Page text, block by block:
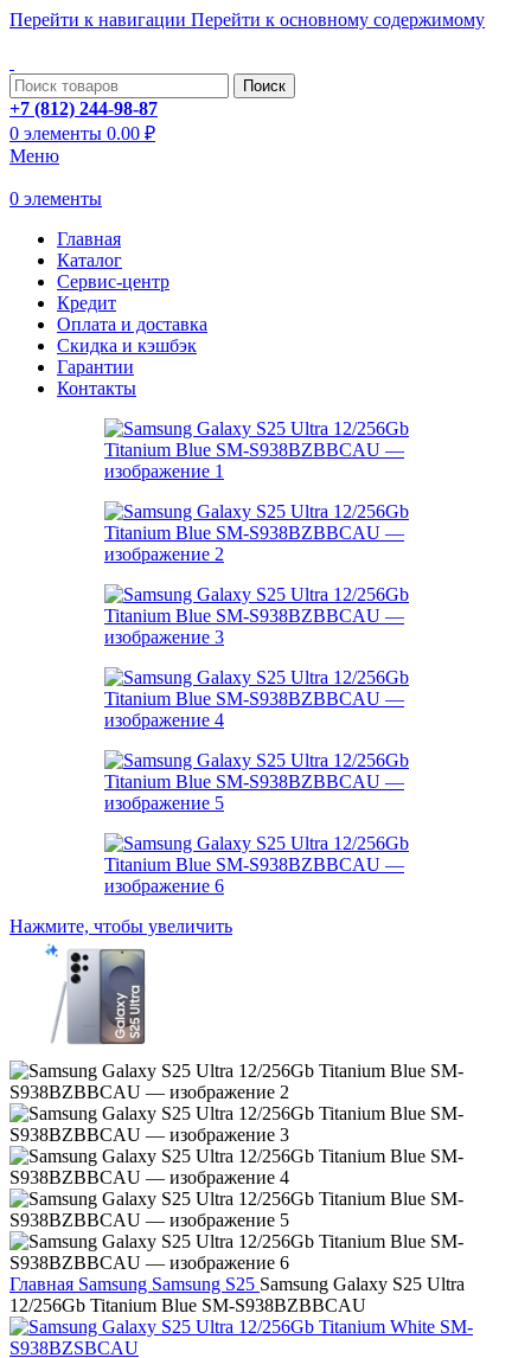
Перейти к навигации Перейти к основному содержимому
Поиск
+7 (812) 244-98-87
0 элементы 0.00 ₽
Меню
0 элементы
Главная
Каталог
Сервис-центр
Кредит
Оплата и доставка
Скидка и кэшбэк
Гарантии
Контакты
Нажмите, чтобы увеличить
Главная Samsung Samsung S25 Samsung Galaxy S25 Ultra
12/256Gb Titanium Blue SM-S938BZBBCAU